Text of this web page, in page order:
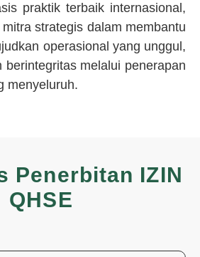
praktik terbaik internasional,
strategis dalam membantu
operasional yang unggul,
berintegritas melalui penerapan
menyeluruh.
Penerbitan IZIN
QHSE